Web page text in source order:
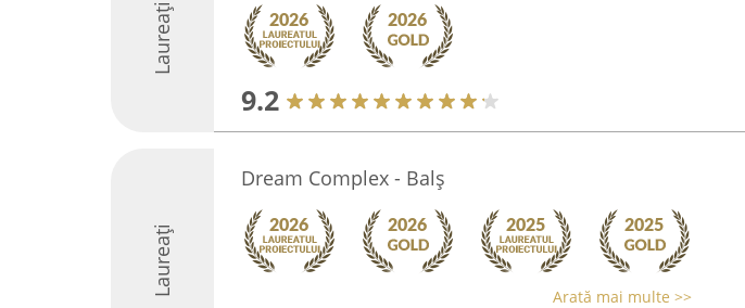
Laureați
9.2
Laureați
Dream Complex - Balș
Arată mai multe >>